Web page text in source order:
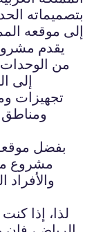
بتصميماته
إلى موقعه
يقدم
من الوحدات
إلى
تجهيزات
ومناطق
بفضل
مشروع
لذا، إذا